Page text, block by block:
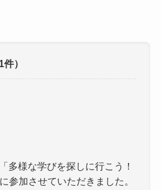
件）
多様な学びを探しに行こう！
参加させていただきました。